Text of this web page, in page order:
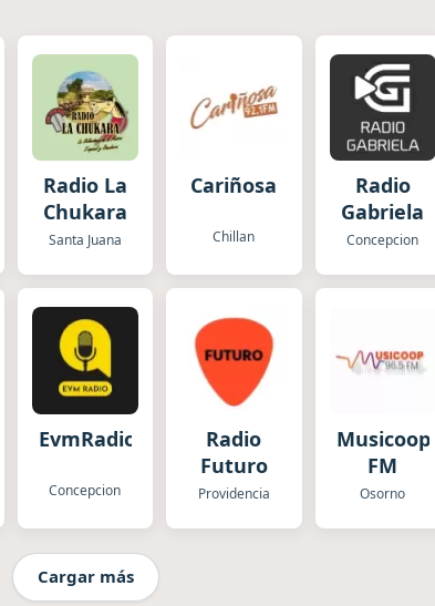
Radio La
Chukara
Santa Juana
Cariñosa
Chillan
Radio
Gabriela
Concepcion
EvmRadio
Concepcion
Radio
Futuro
Providencia
Musicoop
FM
Osorno
Cargar más